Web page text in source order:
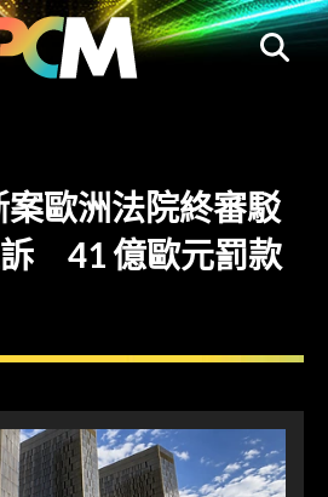
歐洲法院終審駁
訴 41 億歐元罰款